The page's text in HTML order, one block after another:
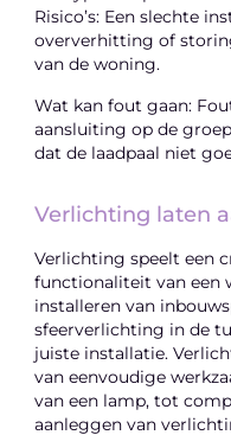
Risico’s: Een slechte
oververhitting of
van de woning.
Wat kan fout gaan:
aansluiting op de
dat de laadpaal niet
Verlichting laten
Verlichting speelt een
functionaliteit van een
installeren van
sfeerverlichting in de
juiste installatie.
van eenvoudige
van een lamp, tot
aanleggen van